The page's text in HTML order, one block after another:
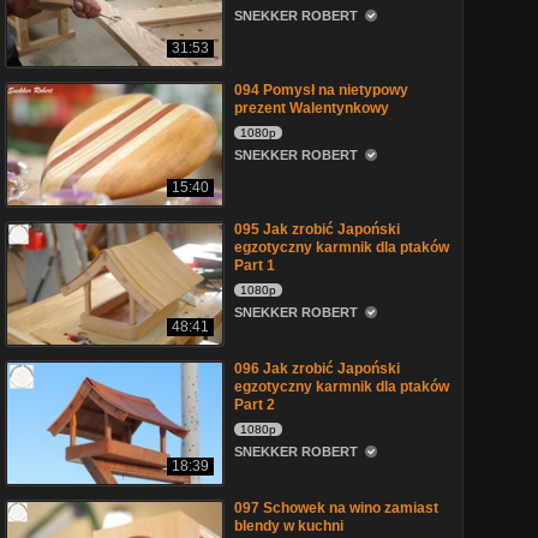
31:53
SNEKKER ROBERT
15:40
094 Pomysł na nietypowy
prezent Walentynkowy
1080p
SNEKKER ROBERT
48:41
095 Jak zrobić Japoński
egzotyczny karmnik dla ptaków
Part 1
1080p
SNEKKER ROBERT
18:39
096 Jak zrobić Japoński
egzotyczny karmnik dla ptaków
Part 2
1080p
SNEKKER ROBERT
097 Schowek na wino zamiast
blendy w kuchni